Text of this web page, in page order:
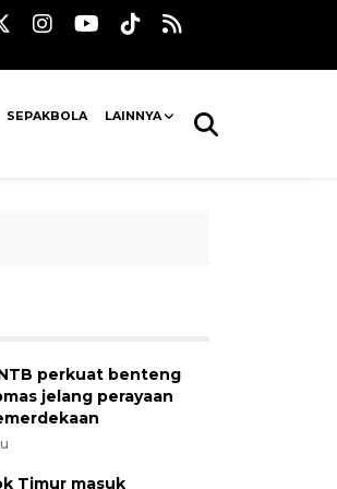
SEPAKBOLA LAINNYA
perkuat benteng
jelang perayaan
Timur masuk